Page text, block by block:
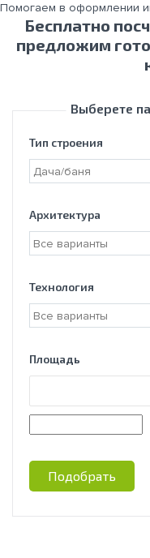
Помогаем в оформлении
Бесплатно
предложим
Выберете
Тип строения
Архитектура
Технология
Площадь
Подобрать